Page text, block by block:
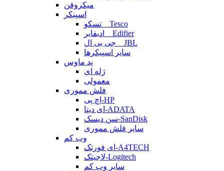
میکروفن
اسپیکر
تسکو _ Tesco
ادیفایر _ Edifier
جی بی ال _ JBL
سایر اسپیکرها
پد ماوس
ژله ای
معمولی
فلش مموری
اچ پی-HP
ای دیتا-ADATA
سن دیسک-SanDisk
سایر فلش مموری
وب کم
ای فورتک-A4TECH
لاجیتک-Logitech
سایر وب کم